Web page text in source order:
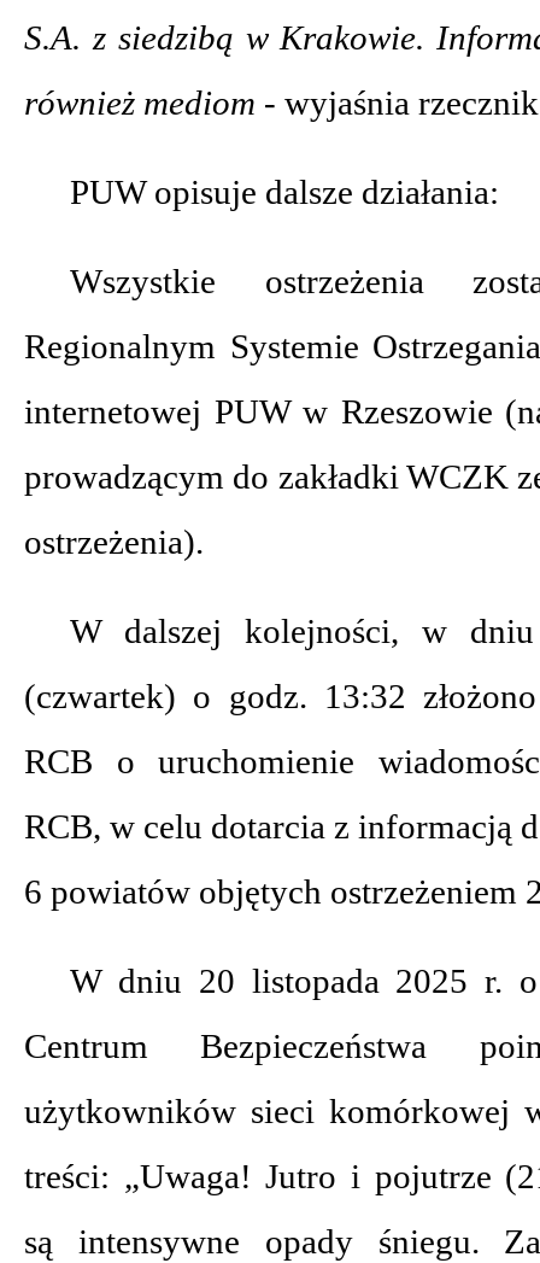
S.A. z siedzibą w Krakowie.
również mediom - wyjaśnia
PUW opisuje dalsze działania:
Wszystkie ostrzeżenia
Regionalnym Systemie
internetowej PUW w Rzeszowie
prowadzącym do zakładki WCZK
ostrzeżenia).
W dalszej kolejności, w
(czwartek) o godz. 13:32
RCB o uruchomienie
RCB, w celu dotarcia z informacją
6 powiatów objętych ostrzeżeniem
W dniu 20 listopada 2025 r.
Centrum Bezpieczeństwa
użytkowników sieci komórkowej
treści: „Uwaga! Jutro i pojutrze
są intensywne opady śniegu.